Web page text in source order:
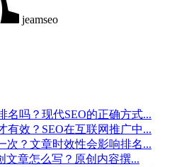
jeamseo
名吗？现代SEO的正确方式...
有效？SEO在互联网推广中...
次？文章时效性会影响排名...
文章怎么写？原创内容撰...